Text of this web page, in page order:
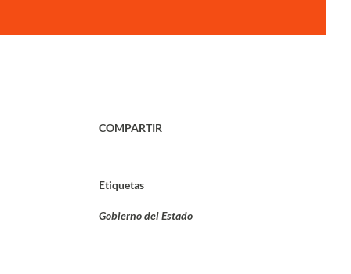
COMPARTIR
Etiquetas
Gobierno del Estado